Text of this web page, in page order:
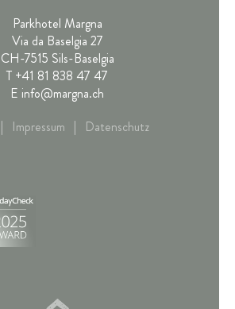
Parkhotel Margna
Via da Baselgia 27
CH-7515 Sils-Baselgia
T +41 81 838 47 47
E info@margna.ch
| Impressum | Datenschutz